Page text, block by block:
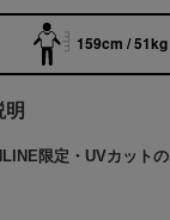
159cm / 51kg
明
限定・UVカット